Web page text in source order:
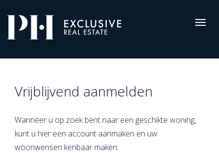
Registreren
Pro-
Housing
Vrijblijvend aanmelden
Wanneer u op zoek bent naar een geschikte woning,
kunt u hier een account aanmaken en uw
woonwensen kenbaar maken.